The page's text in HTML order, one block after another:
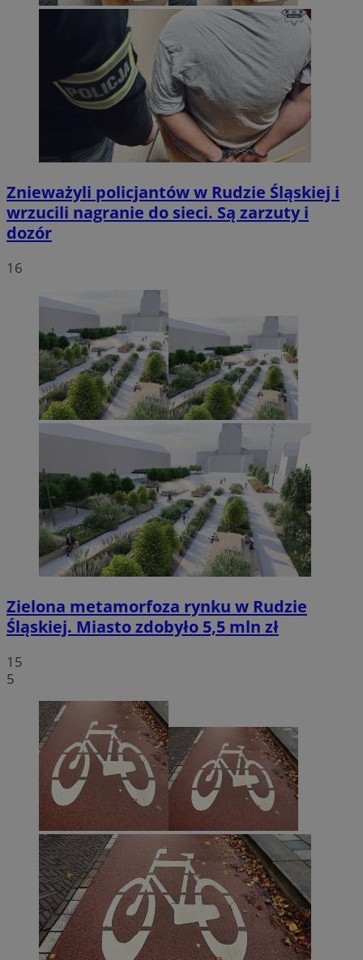
Znieważyli policjantów w Rudzie Śląskiej i
wrzucili nagranie do sieci. Są zarzuty i
dozór
16
Zielona metamorfoza rynku w Rudzie
Śląskiej. Miasto zdobyło 5,5 mln zł
15
5